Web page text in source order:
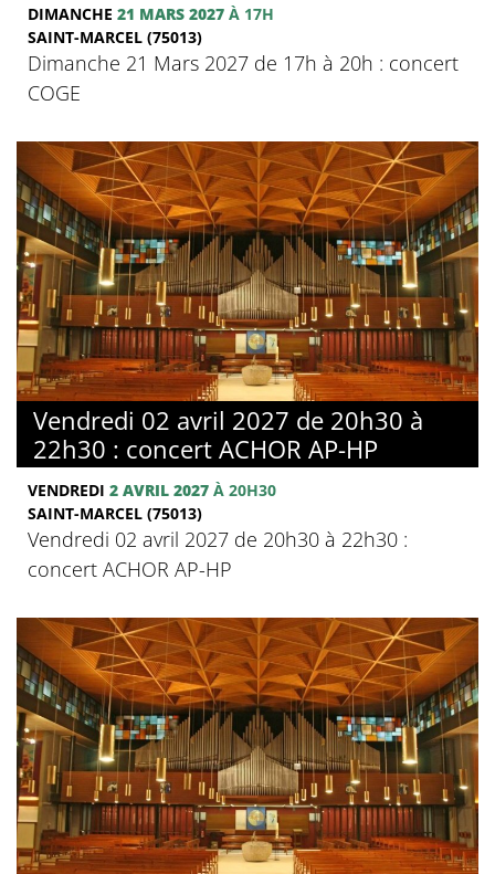
DIMANCHE 21 MARS 2027 À 17H
SAINT-MARCEL (75013)
Dimanche 21 Mars 2027 de 17h à 20h : concert
COGE
Vendredi 02 avril 2027 de 20h30 à
22h30 : concert ACHOR AP-HP
VENDREDI 2 AVRIL 2027 À 20H30
SAINT-MARCEL (75013)
Vendredi 02 avril 2027 de 20h30 à 22h30 :
concert ACHOR AP-HP